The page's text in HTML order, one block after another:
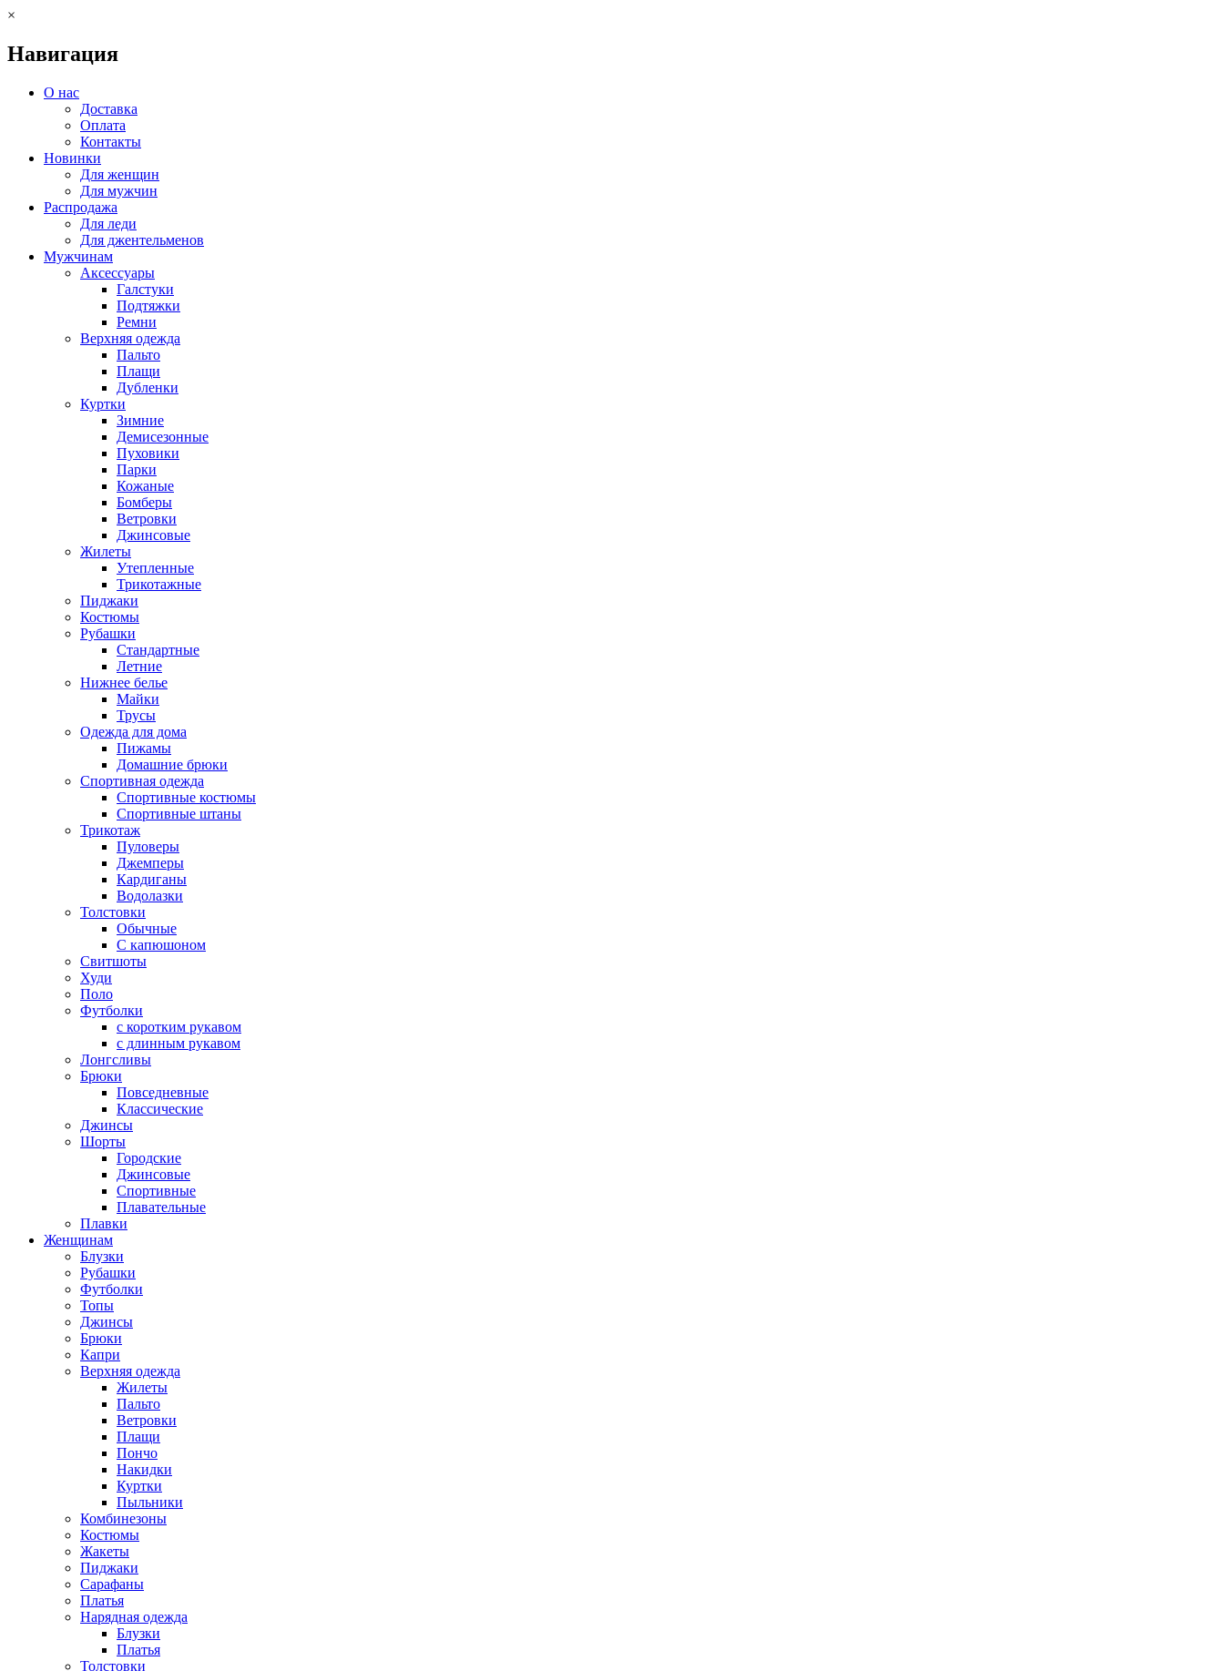
×
Навигация
О нас
Доставка
Оплата
Контакты
Новинки
Для женщин
Для мужчин
Распродажа
Для леди
Для джентельменов
Мужчинам
Аксессуары
Галстуки
Подтяжки
Ремни
Верхняя одежда
Пальто
Плащи
Дубленки
Куртки
Зимние
Демисезонные
Пуховики
Парки
Кожаные
Бомберы
Ветровки
Джинсовые
Жилеты
Утепленные
Трикотажные
Пиджаки
Костюмы
Рубашки
Стандартные
Летние
Нижнее белье
Майки
Трусы
Одежда для дома
Пижамы
Домашние брюки
Спортивная одежда
Спортивные костюмы
Спортивные штаны
Трикотаж
Пуловеры
Джемперы
Кардиганы
Водолазки
Толстовки
Обычные
С капюшоном
Свитшоты
Худи
Поло
Футболки
с коротким рукавом
с длинным рукавом
Лонгсливы
Брюки
Повседневные
Классические
Джинсы
Шорты
Городские
Джинсовые
Спортивные
Плавательные
Плавки
Женщинам
Блузки
Рубашки
Футболки
Топы
Джинсы
Брюки
Капри
Верхняя одежда
Жилеты
Пальто
Ветровки
Плащи
Пончо
Накидки
Куртки
Пыльники
Комбинезоны
Костюмы
Жакеты
Пиджаки
Сарафаны
Платья
Нарядная одежда
Блузки
Платья
Толстовки